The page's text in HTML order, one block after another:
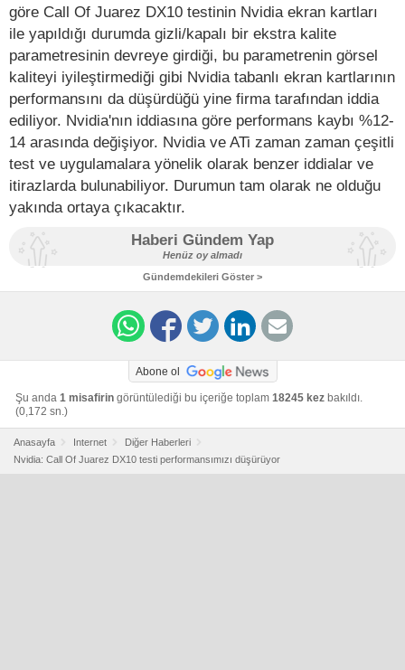
göre Call Of Juarez DX10 testinin Nvidia ekran kartları
ile yapıldığı durumda gizli/kapalı bir ekstra kalite
parametresinin devreye girdiği, bu parametrenin görsel
kaliteyi iyileştirmediği gibi Nvidia tabanlı ekran kartlarının
performansını da düşürdüğü yine firma tarafından iddia
ediliyor. Nvidia'nın iddiasına göre performans kaybı %12-
14 arasında değişiyor. Nvidia ve ATi zaman zaman çeşitli
test ve uygulamalara yönelik olarak benzer iddialar ve
itirazlarda bulunabiliyor. Durumun tam olarak ne olduğu
yakında ortaya çıkacaktır.
Haberi Gündem Yap
Henüz oy almadı
Gündemdekileri Göster >
Abone ol
Şu anda 1 misafirin görüntülediği bu içeriğe toplam 18245 kez bakıldı.
(0,172 sn.)
Anasayfa Internet
Diğer Haberleri
Nvidia: Call Of Juarez DX10 testi performansımızı düşürüyor